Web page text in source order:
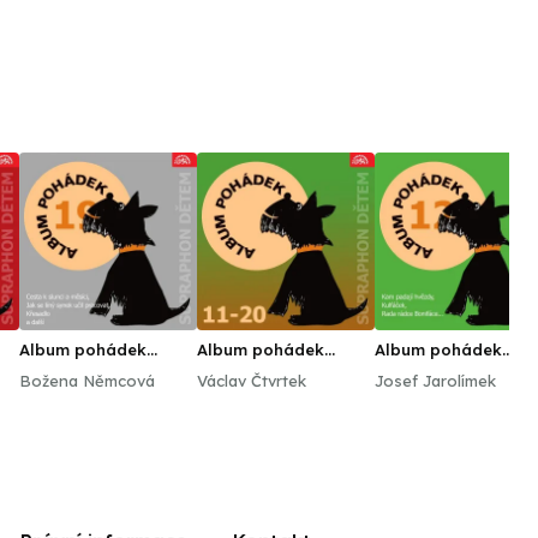
Album pohádek
19.
Božena Němcová
Album pohádek
"Supraphon dětem"
11-20
Václav Čtvrtek
Album pohádek
12. (Kam padají
Josef Jarolímek